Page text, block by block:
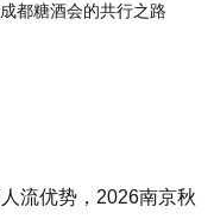
都糖酒会的共行之路
流优势，2026南京秋